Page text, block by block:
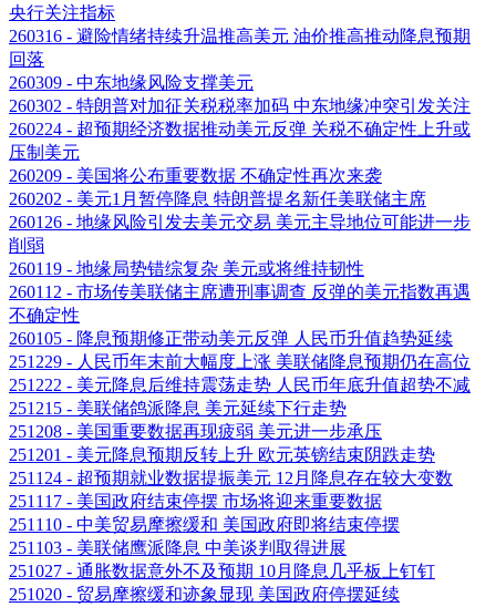
央行关注指标
260316 - 避险情绪持续升温推高美元 油价推高推动降息预期
回落
260309 - 中东地缘风险支撑美元
260302 - 特朗普对加征关税税率加码 中东地缘冲突引发关注
260224 - 超预期经济数据推动美元反弹 关税不确定性上升或
压制美元
260209 - 美国将公布重要数据 不确定性再次来袭
260202 - 美元1月暂停降息 特朗普提名新任美联储主席
260126 - 地缘风险引发去美元交易 美元主导地位可能进一步
削弱
260119 - 地缘局势错综复杂 美元或将维持韧性
260112 - 市场传美联储主席遭刑事调查 反弹的美元指数再遇
不确定性
260105 - 降息预期修正带动美元反弹 人民币升值趋势延续
251229 - 人民币年末前大幅度上涨 美联储降息预期仍在高位
251222 - 美元降息后维持震荡走势 人民币年底升值超势不减
251215 - 美联储鸽派降息 美元延续下行走势
251208 - 美国重要数据再现疲弱 美元进一步承压
251201 - 美元降息预期反转上升 欧元英镑结束阴跌走势
251124 - 超预期就业数据提振美元 12月降息存在较大变数
251117 - 美国政府结束停摆 市场将迎来重要数据
251110 - 中美贸易摩擦缓和 美国政府即将结束停摆
251103 - 美联储鹰派降息 中美谈判取得进展
251027 - 通胀数据意外不及预期 10月降息几乎板上钉钉
251020 - 贸易摩擦缓和迹象显现 美国政府停摆延续